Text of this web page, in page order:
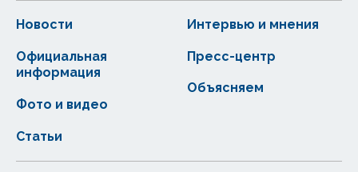
Новости
Статьи
Официальная
информация
Интервью и мнения
Фото и видео
Пресс-центр
Объясняем